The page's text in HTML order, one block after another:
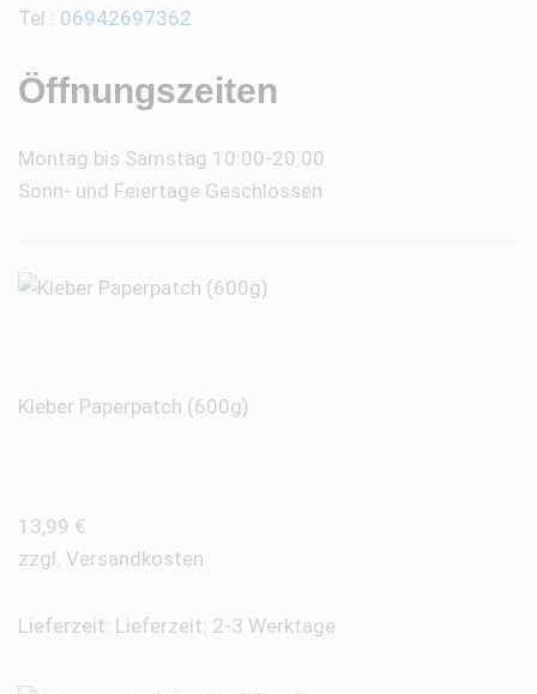
Tel.: 06942697362
Öffnungszeiten
Montag bis Samstag 10:00-20:00
Sonn- und Feiertage Geschlossen
Kleber Paperpatch (600g)
13,99 €
zzgl. Versandkosten
Lieferzeit: Lieferzeit: 2-3 Werktage